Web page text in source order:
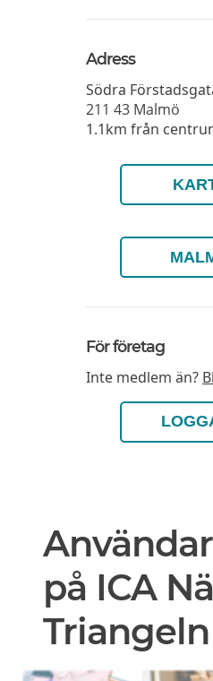
Adress
Södra
211 43 Malmö
1.1km från
För företag
Inte medlem än?
på ICA